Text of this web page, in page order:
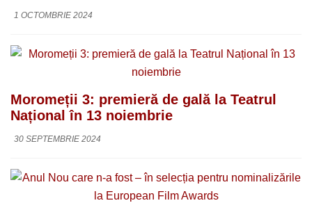
1 OCTOMBRIE 2024
Moromeții 3: premieră de gală la Teatrul
Național în 13 noiembrie
30 SEPTEMBRIE 2024